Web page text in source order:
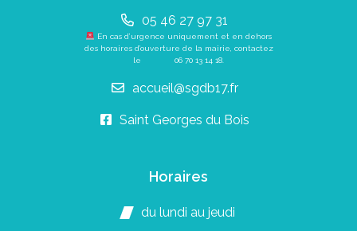
05 46 27 97 31
En cas d’urgence uniquement et en dehors
des horaires d’ouverture de la mairie, contactez
le 06 70 13 14 18
accueil@sgdb17.fr
Saint Georges du Bois
Horaires
du lundi au jeudi